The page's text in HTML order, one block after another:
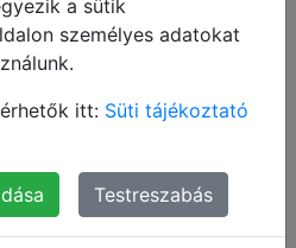
a sütik
személyes adatokat
itt: Süti tájékoztató
Testreszabás
értékesítési
a kulcs
kezedben van.